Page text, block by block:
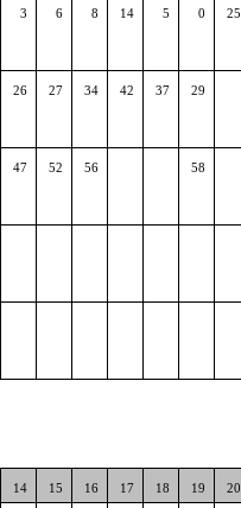
3 6 8 14 5 0 25
26 27 34 42 37 29
47 52 56 58
14 15 16 17 18 19 20